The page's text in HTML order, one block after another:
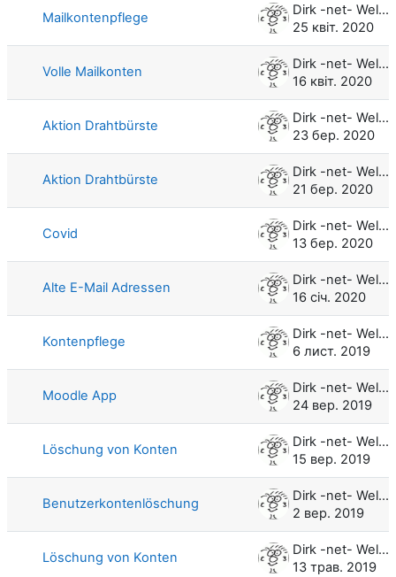
Mailkontenpflege
Dirk -net- Weller
25 квіт. 2020
Volle Mailkonten
Dirk -net- Weller
16 квіт. 2020
Aktion Drahtbürste
Dirk -net- Weller
23 бер. 2020
Aktion Drahtbürste
Dirk -net- Weller
21 бер. 2020
Covid
Dirk -net- Weller
13 бер. 2020
Alte E-Mail Adressen
Dirk -net- Weller
16 січ. 2020
Kontenpflege
Dirk -net- Weller
6 лист. 2019
Moodle App
Dirk -net- Weller
24 вер. 2019
Löschung von Konten
Dirk -net- Weller
15 вер. 2019
Benutzerkontenlöschung
Dirk -net- Weller
2 вер. 2019
Löschung von Konten
Dirk -net- Weller
13 трав. 2019